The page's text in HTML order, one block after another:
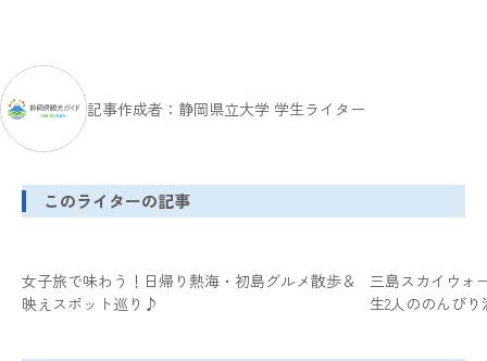
記事作成者：静岡県立大学 学生ライター
このライターの記事
女子旅で味わう！日帰り熱海・初島グルメ散歩＆
映えスポット巡り♪
三島スカイウォ
生2人ののんびり